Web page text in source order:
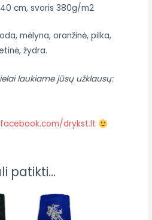
cm, svoris 380g/m2
mėlyna, oranžinė, pilka,
žydra.
laukiame jūsų užklausų:
drykst.lt
patikti…